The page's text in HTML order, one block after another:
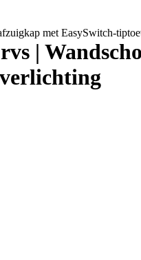
met EasySwitch-
|